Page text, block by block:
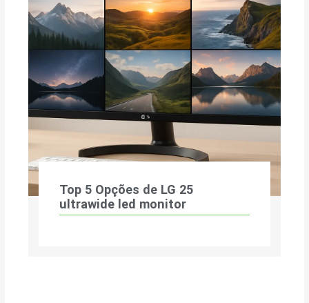
Top 5 Opções de LG 25
ultrawide led monitor